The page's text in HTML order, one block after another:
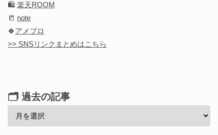
🛍️ 楽天ROOM
📒 note
🍀アメブロ
>> SNSリンクまとめはこちら
🗂 過去の記事